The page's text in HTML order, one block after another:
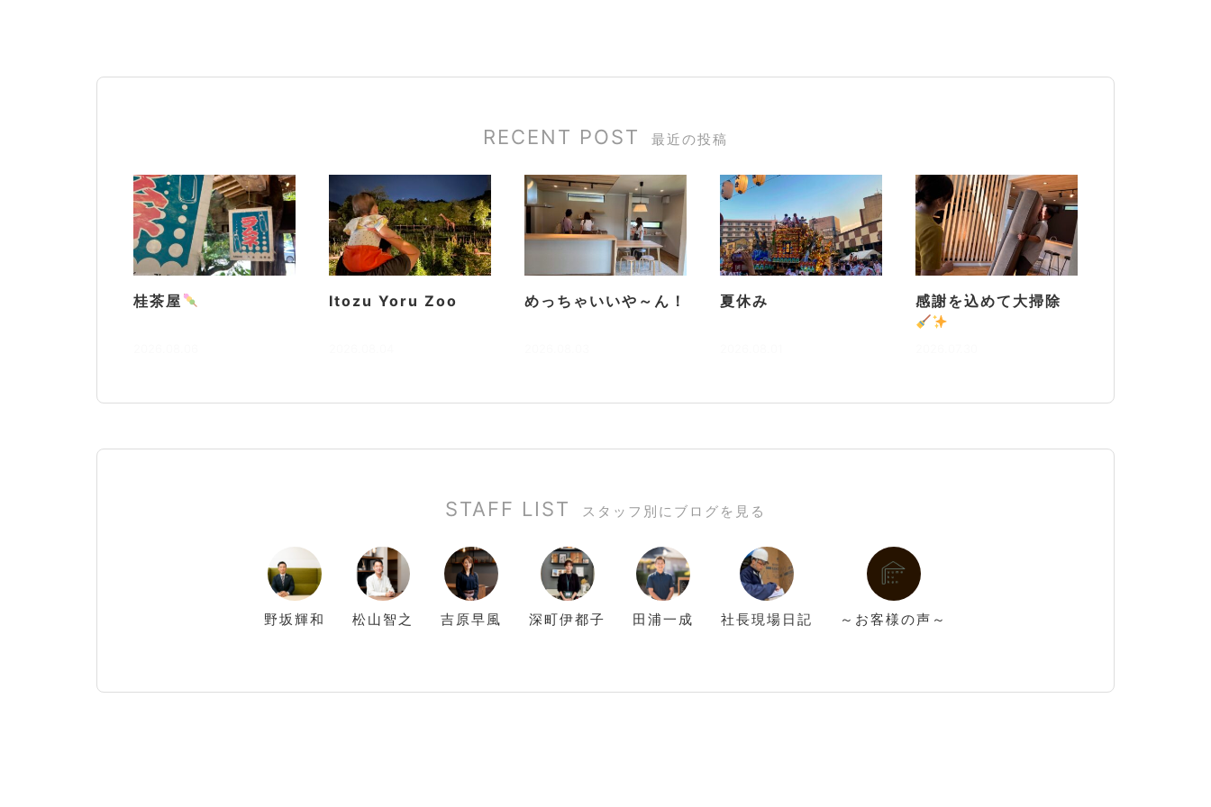
RECENT POST 最近の投稿
桂茶屋 Itozu Yoru Zoo めっちゃいいや～ん！ 夏休み 感謝を込めて大掃除
STAFF LIST スタッフ別にブログを見る
野坂輝和 松山 智之 吉原早風 深町伊都子 田浦一成 社長現場日記 ～お客様の声～